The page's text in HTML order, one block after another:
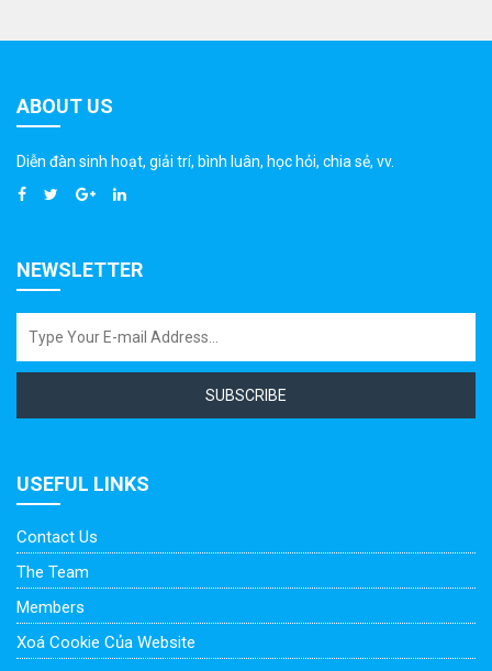
ABOUT US
Diễn đàn sinh hoạt, giải trí, bình luân, học hỏi, chia sẻ, vv.
NEWSLETTER
SUBSCRIBE
USEFUL LINKS
Contact Us
The Team
Members
Xoá Cookie Của Website